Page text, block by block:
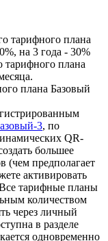
тарифного плана
на 3 года - 30%
плана
плана Базовый
3, по
QR-
большее
(чем предполагает
активировать
тарифные планы
количеством
через личный
в разделе
одновременно